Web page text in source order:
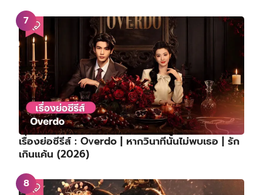
เรื่องย่อซีรีส์ : Overdo | หากวินาทีนั้นไม่พบเธอ | รัก
เกินแค้น (2026)